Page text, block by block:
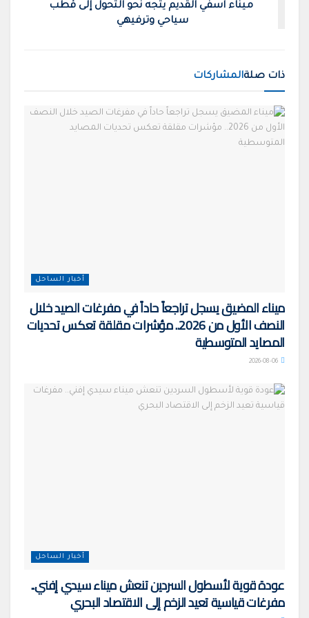
ميناء آسفي القديم يتجه نحو التحول إلى قطب
سياحي وترفيهي
ذات صلةالمشاركات
أخبار الساحل
ميناء المضيق يسجل تراجعاً حاداً في مفرغات الصيد خلال
النصف الأول من 2026.. مؤشرات مقلقة تعكس تحديات
المصايد المتوسطية
أخبار الساحل
عودة قوية لأسطول السردين تنعش ميناء سيدي إفني..
مفرغات قياسية تعيد الزخم إلى الاقتصاد البحري